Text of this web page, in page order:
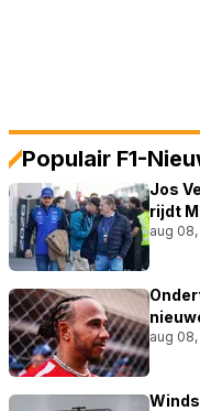
Populair F1-
Jos
rijdt
aug 08,
aug 08,